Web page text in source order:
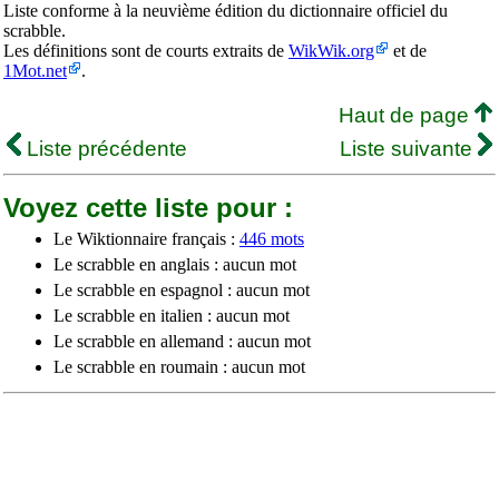
Liste conforme à la neuvième édition du dictionnaire officiel du
scrabble.
Les définitions sont de courts extraits de WikWik.org
et de
1Mot.net
.
Haut de page
Liste précédente
Liste suivante
Voyez cette liste pour :
Le Wiktionnaire français : 446 mots
Le scrabble en anglais : aucun mot
Le scrabble en espagnol : aucun mot
Le scrabble en italien : aucun mot
Le scrabble en allemand : aucun mot
Le scrabble en roumain : aucun mot